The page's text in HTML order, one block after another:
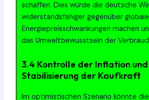
schaffen. Dies würde die deutsche
widerstandsfähiger gegenüber
Energiepreisschwankungen machen
das Umweltbewusstsein der
3.4 Kontrolle der Inflation und
Stabilisierung der Kaufkraft
Im optimistischen Szenario könnte